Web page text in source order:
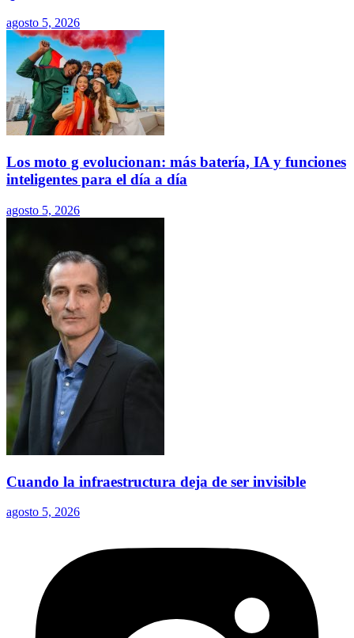
agosto 5, 2026
Los moto g evolucionan: más batería, IA y funciones
inteligentes para el día a día
agosto 5, 2026
Cuando la infraestructura deja de ser invisible
agosto 5, 2026